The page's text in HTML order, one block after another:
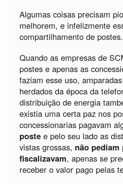
Algumas coisas precisam
melhorem, e infelizmente
compartilhamento de postes.
Quando as empresas de
postes e apenas as
faziam esse uso,
herdados da época da
distribuição de energia
existia uma certa paz nos
concessionarias pagavam
poste e pelo seu lado as
vistas grossas, não
fiscalizavam, apenas se
receber o valor pago pelas